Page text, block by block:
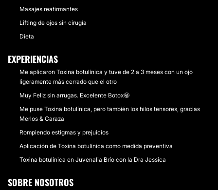
Masajes reafirmantes
Lifting de ojos sin cirugía
Dieta
EXPERIENCIAS
Me aplicaron Toxina botulínica y tuve de 2 a 3 meses con un ojo
ligeramente más cerrado que el otro
Muy Feliz sin arrugas. Excelente Botox🤩
Me puse Toxina botulínica, pero también los hilos tensores, gracias
Merlos & Caraza
Rompiendo estigmas y prejuicios
Aplicación de Toxina botulínica como medida preventiva
Toxina botulínica en Juvenalia Brío con la Dra Jessica
SOBRE NOSOTROS